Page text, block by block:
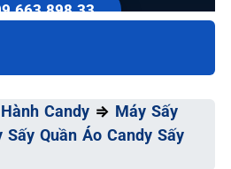
Candy ⇒ Máy Sấy
Sấy Quần Áo Candy Sấy